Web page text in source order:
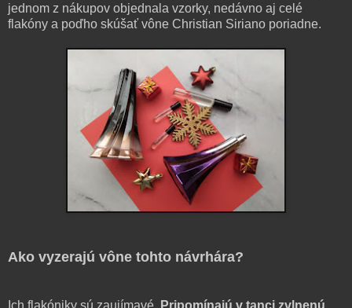
jednom z nákupov objednala vzorky, nedávno aj celé
flakóny a poďho skúšať vône Christian Siriano poriadne.
Ako vyzerajú vône tohto návrhára?
Ich flakóniky sú zaujímavé. Pripomínajú v tanci zvlnenú